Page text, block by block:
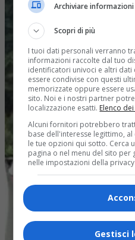
Archiviare
Scopri di più
I tuoi dati personali verranno
informazioni raccolte dal tuo
identificatori univoci e altri
essere condivise con questi
memorizzate oppure essere
sito. Noi e i nostri partner
localizzazione esatti. Elenco
Alcuni fornitori potrebbero
base dell'interesse legittimo,
le tue opzioni qui sotto. Cerca
pagina o nel menu del sito per
nelle impostazioni della
Gestisci